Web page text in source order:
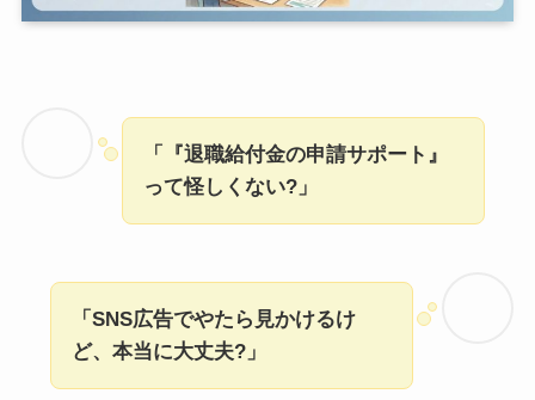
「『退職給付金の申請サポート』
って怪しくない?」
「SNS広告でやたら見かけるけ
ど、本当に大丈夫?」